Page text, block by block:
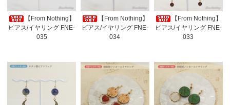
【From Nothing】
ピアス/イヤリング FNE-
035
【From Nothing】
ピアス/イヤリング FNE-
034
【From Nothing】
ピアス/イヤリング FNE-
033